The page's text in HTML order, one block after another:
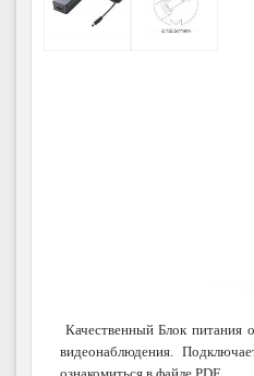
Качественный Блок питания
видеонаблюдения.